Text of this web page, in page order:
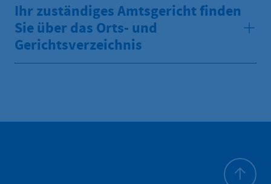
Ihr zuständiges Amtsgericht finden
Sie über das Orts- und
Gerichtsverzeichnis